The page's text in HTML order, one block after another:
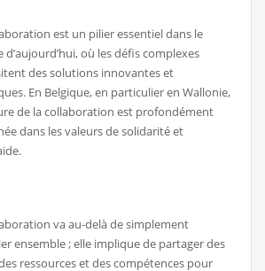
est un pilier essentiel dans le
d’aujourd’hui, où les défis complexes
des solutions innovantes et
En Belgique, en particulier en Wallonie,
de la collaboration est profondément
dans les valeurs de solidarité et
va au-delà de simplement
ensemble ; elle implique de partager des
ressources et des compétences pour